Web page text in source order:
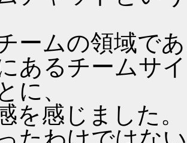
ームの領域で
あるチームサ
に、
を感じました